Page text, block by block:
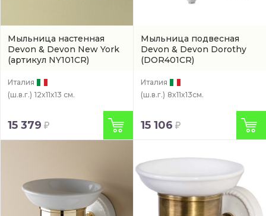
Мыльница настенная
Devon & Devon New York
(артикул NY101CR)
Италия
(ш.в.г.) 12x11x13 см.
15 379
Мыльница подвесная
Devon & Devon Dorothy
(DOR401CR)
Италия
(ш.в.г.) 8x11x13см.
15 106